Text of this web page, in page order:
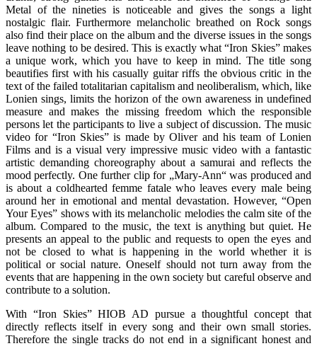
Metal of the nineties is noticeable and gives the songs a light
nostalgic flair. Furthermore melancholic breathed on Rock songs
also find their place on the album and the diverse issues in the songs
leave nothing to be desired. This is exactly what “Iron Skies” makes
a unique work, which you have to keep in mind. The title song
beautifies first with his casually guitar riffs the obvious critic in the
text of the failed totalitarian capitalism and neoliberalism, which, like
Lonien sings, limits the horizon of the own awareness in undefined
measure and makes the missing freedom which the responsible
persons let the participants to live a subject of discussion. The music
video for “Iron Skies” is made by Oliver and his team of Lonien
Films and is a visual very impressive music video with a fantastic
artistic demanding choreography about a samurai and reflects the
mood perfectly. One further clip for „Mary-Ann“ was produced and
is about a coldhearted femme fatale who leaves every male being
around her in emotional and mental devastation. However, “Open
Your Eyes” shows with its melancholic melodies the calm site of the
album. Compared to the music, the text is anything but quiet. He
presents an appeal to the public and requests to open the eyes and
not be closed to what is happening in the world whether it is
political or social nature. Oneself should not turn away from the
events that are happening in the own society but careful observe and
contribute to a solution.
With “Iron Skies” HIOB AD pursue a thoughtful concept that
directly reflects itself in every song and their own small stories.
Therefore the single tracks do not end in a significant honest and